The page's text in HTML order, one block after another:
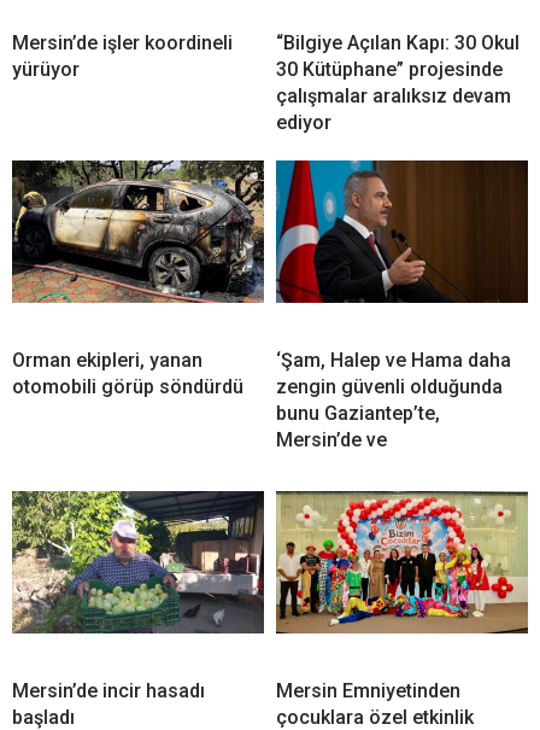
Mersin’de işler koordineli
yürüyor
“Bilgiye Açılan Kapı: 30 Okul
30 Kütüphane” projesinde
çalışmalar aralıksız devam
ediyor
Orman ekipleri, yanan
otomobili görüp söndürdü
‘Şam, Halep ve Hama daha
zengin güvenli olduğunda
bunu Gaziantep’te,
Mersin’de ve
Mersin’de incir hasadı
başladı
Mersin Emniyetinden
çocuklara özel etkinlik